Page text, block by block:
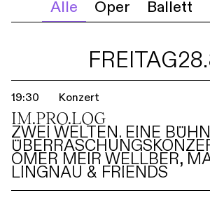
Alle Oper Ballett
FREITAG
19:30 Konzert
IM.PRO.LOG
ZWEI WELTEN. EINE
OMER MEIR WELLBER,
LINGNAU & FRIENDS